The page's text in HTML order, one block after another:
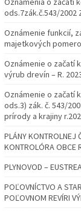
ods.7zák.č.543/2002
Oznámenie funkcií,
majetkových
Oznámenie o začatí
výrub drevín – R.
Oznámenie o začatí
ods.3) zák. č. 543/
prírody a krajiny
PLÁNY KONTROLNEJ
KONTROLÓRA OBCE
PLYNOVOD –
POĽOVNÍCTVO A
POĽOVNOM REVÍRI